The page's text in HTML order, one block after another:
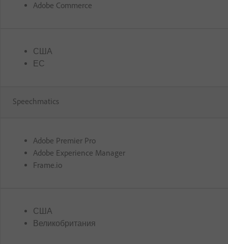
Adobe Commerce
США
ЕС
Speechmatics
Adobe Premier Pro
Adobe Experience Manager
Frame.io
США
Великобритания